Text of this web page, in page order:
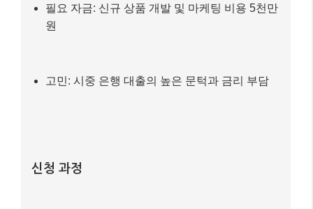
필요 자금: 신규 상품 개발 및 마케팅 비용 5천만
원
고민: 시중 은행 대출의 높은 문턱과 금리 부담
신청 과정